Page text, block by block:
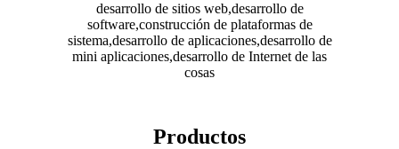
desarrollo de sitios web,desarrollo de
software,construcción de plataformas de
sistema,desarrollo de aplicaciones,desarrollo de
mini aplicaciones,desarrollo de Internet de las
cosas
Productos